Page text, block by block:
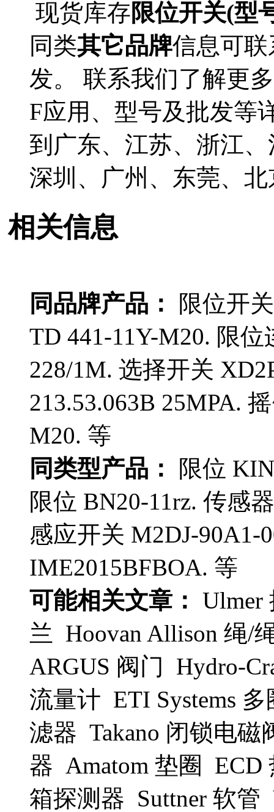
现货库存限位开关(型
同类其它品牌信息可
发。 联系我们了解更
F应用、型号及批发等
到广东、江苏、浙江
深圳、广州、东莞、
相关信息
同品牌产品：
限位开
TD 441-11Y-M20. 限
228/1M. 选择开关
213.53.063B 25MPA.
M20. 等
同类型产品：
限位
限位 BN20-11rz. 传感
感应开关 M2DJ-90A1-
IME2015BFBOA. 等
可能相关文章： Ulmer
兰 Hoovan Allison 绳/
ARGUS 阀门 Hydro-
流量计 ETI Systems
滤器 Takano 闭锁电
器 Amatom 垫圈 ECD
箱探测器 Suttner 软管